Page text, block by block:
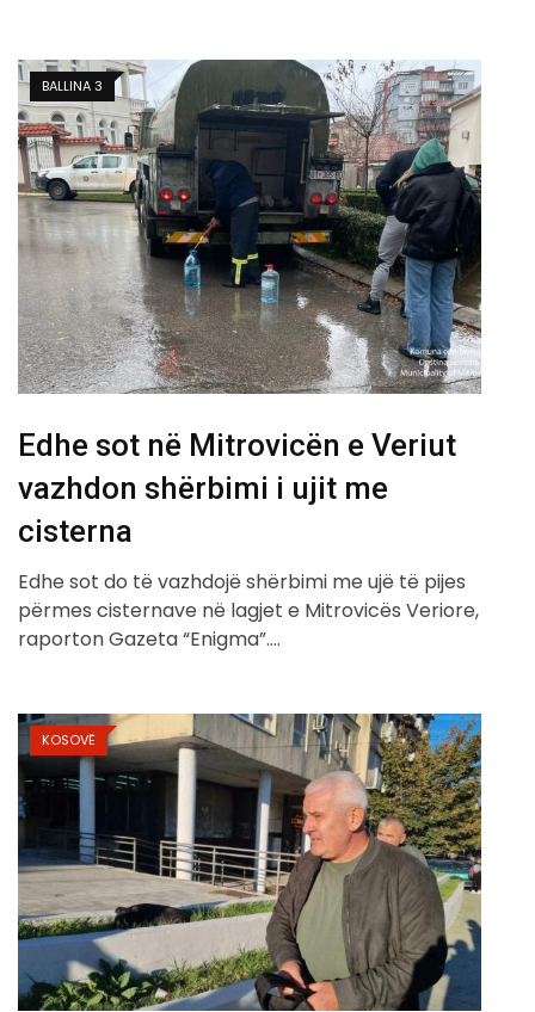
BALLINA 3
Edhe sot në Mitrovicën e Veriut
vazhdon shërbimi i ujit me
cisterna
Edhe sot do të vazhdojë shërbimi me ujë të pijes
përmes cisternave në lagjet e Mitrovicës Veriore,
raporton Gazeta “Enigma”.…
KOSOVË